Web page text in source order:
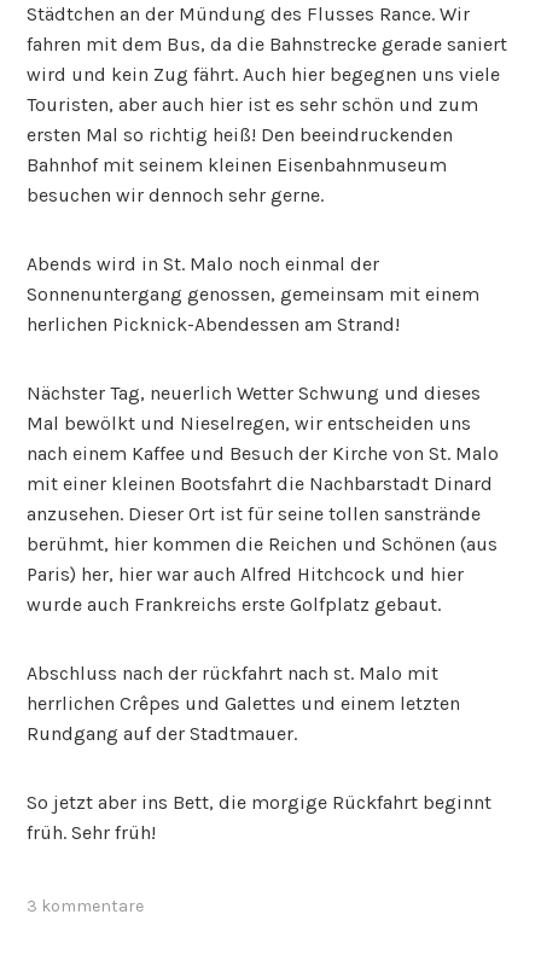
Städtchen an der Mündung des Flusses Rance. Wir
fahren mit dem Bus, da die Bahnstrecke gerade saniert
wird und kein Zug fährt. Auch hier begegnen uns viele
Touristen, aber auch hier ist es sehr schön und zum
ersten Mal so richtig heiß! Den beeindruckenden
Bahnhof mit seinem kleinen Eisenbahnmuseum
besuchen wir dennoch sehr gerne.
Abends wird in St. Malo noch einmal der
Sonnenuntergang genossen, gemeinsam mit einem
herlichen Picknick-Abendessen am Strand!
Nächster Tag, neuerlich Wetter Schwung und dieses
Mal bewölkt und Nieselregen, wir entscheiden uns
nach einem Kaffee und Besuch der Kirche von St. Malo
mit einer kleinen Bootsfahrt die Nachbarstadt Dinard
anzusehen. Dieser Ort ist für seine tollen sanstrände
berühmt, hier kommen die Reichen und Schönen (aus
Paris) her, hier war auch Alfred Hitchcock und hier
wurde auch Frankreichs erste Golfplatz gebaut.
Abschluss nach der rückfahrt nach st. Malo mit
herrlichen Crêpes und Galettes und einem letzten
Rundgang auf der Stadtmauer.
So jetzt aber ins Bett, die morgige Rückfahrt beginnt
früh. Sehr früh!
3 kommentare